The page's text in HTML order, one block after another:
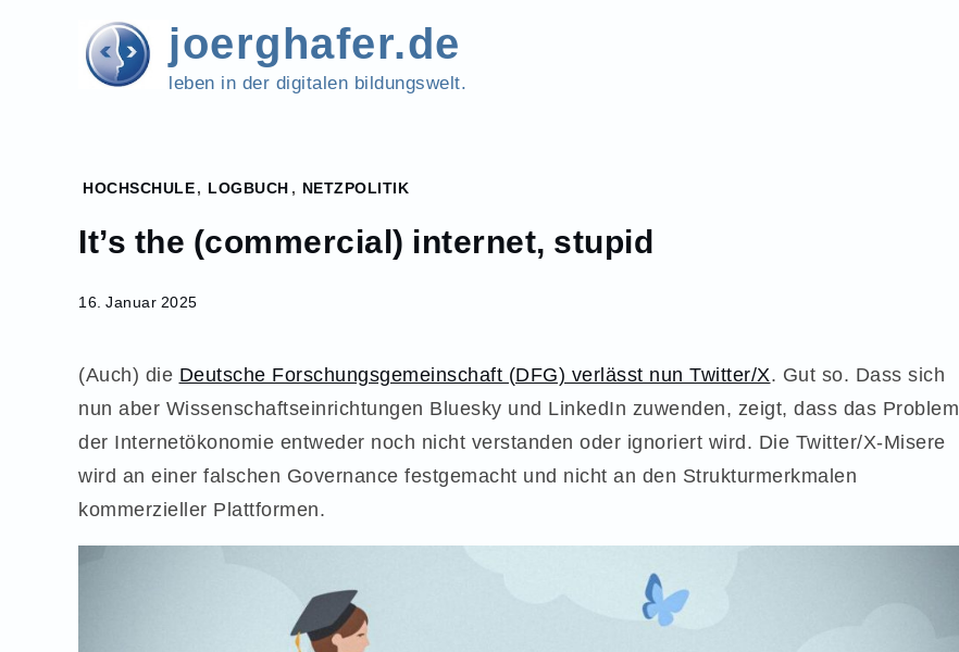
joerghafer.de
leben in der digitalen bildungswelt.
Home
Januar
It’s the
stupid
HOCHSCHULE, LOGBUCH , NETZPOLITIK
It’s the (commercial) internet, stupid
16. Januar 2025
(Auch) die Deutsche Forschungsgemeinschaft (DFG) verlässt nun Twitter/X. Gut so. Dass sich
nun aber Wissenschaftseinrichtungen Bluesky und LinkedIn zuwenden, zeigt, dass das Problem
der Internetökonomie entweder noch nicht verstanden oder ignoriert wird. Die Twitter/X-Misere
wird an einer falschen Governance festgemacht und nicht an den Strukturmerkmalen
kommerzieller Plattformen.